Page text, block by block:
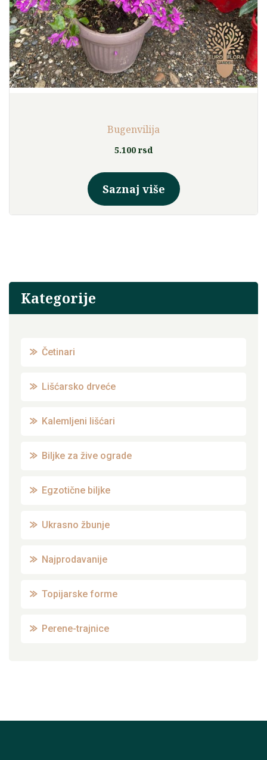
Bugenvilija
5.100 rsd
Saznaj više
Kategorije
Četinari
Lišćarsko drveće
Kalemljeni lišćari
Biljke za žive ograde
Egzotične biljke
Ukrasno žbunje
Najprodavanije
Topijarske forme
Perene-trajnice